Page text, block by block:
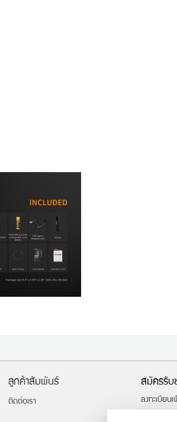
ลูกค้าสัมพันธ์
ติดต่อเรา
สมัครรับ
ลงทะเบียน